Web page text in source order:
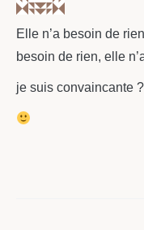
Elle n’a besoin de
besoin de rien, elle
je suis convaincante ?